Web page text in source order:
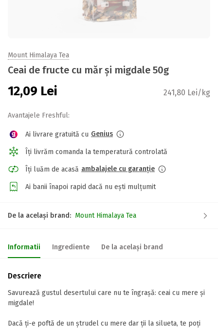
Mount Himalaya Tea
Ceai de fructe cu măr și migdale 50g
12,09 Lei 241,80 Lei/kg
Avantajele Freshful:
Ai livrare gratuită cu Genius
Îți livrăm comanda la temperatură controlată
Îți luăm de acasă ambalajele cu garanție
Ai banii înapoi rapid dacă nu ești mulțumit
De la același brand: Mount Himalaya Tea
Informatii Ingrediente De la același brand
Descriere
Savurează gustul desertului care nu te îngrașă: ceai cu mere și
migdale!
Dacă ți-e poftă de un ștrudel cu mere dar ții la silueta, te poți